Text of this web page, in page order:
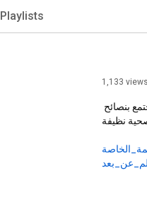
Playlists
1,133 views